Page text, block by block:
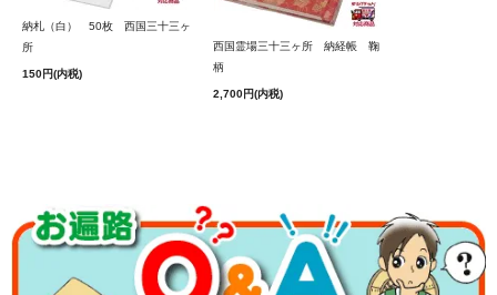
■西国三十三所 輪袈裟（慈悲の道） 紫色
また、襟元には、「慈悲の道」の文字がプリントされてい
ます。
納札（白） 50枚 西国三十三ヶ
所
150円(内税)
西国霊場三十三ヶ所 納経帳 鞠
柄
2,700円(内税)